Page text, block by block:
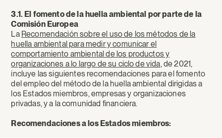
3.1. El fomento de la huella ambiental por parte de la
Comisión Europea
La Recomendación sobre el uso de los métodos de la
huella ambiental para medir y comunicar el
comportamiento ambiental de los productos y
organizaciones a lo largo de su ciclo de vida, de 2021,
incluye las siguientes recomendaciones para el fomento
del empleo del método de la huella ambiental dirigidas a
los Estados miembros, empresas y organizaciones
privadas, y a la comunidad financiera.
Recomendaciones a los Estados miembros: